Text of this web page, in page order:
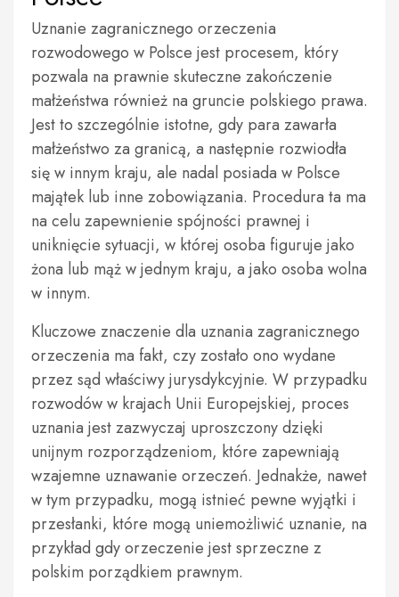
Uznanie zagranicznego orzeczenia
rozwodowego w Polsce jest procesem, który
pozwala na prawnie skuteczne zakończenie
małżeństwa również na gruncie polskiego prawa.
Jest to szczególnie istotne, gdy para zawarła
małżeństwo za granicą, a następnie rozwiodła
się w innym kraju, ale nadal posiada w Polsce
majątek lub inne zobowiązania. Procedura ta ma
na celu zapewnienie spójności prawnej i
uniknięcie sytuacji, w której osoba figuruje jako
żona lub mąż w jednym kraju, a jako osoba wolna
w innym.
Kluczowe znaczenie dla uznania zagranicznego
orzeczenia ma fakt, czy zostało ono wydane
przez sąd właściwy jurysdykcyjnie. W przypadku
rozwodów w krajach Unii Europejskiej, proces
uznania jest zazwyczaj uproszczony dzięki
unijnym rozporządzeniom, które zapewniają
wzajemne uznawanie orzeczeń. Jednakże, nawet
w tym przypadku, mogą istnieć pewne wyjątki i
przesłanki, które mogą uniemożliwić uznanie, na
przykład gdy orzeczenie jest sprzeczne z
polskim porządkiem prawnym.